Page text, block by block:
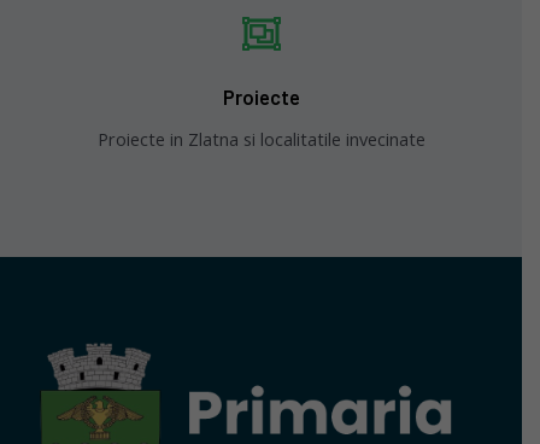
Proiecte
Proiecte in Zlatna si localitatile invecinate